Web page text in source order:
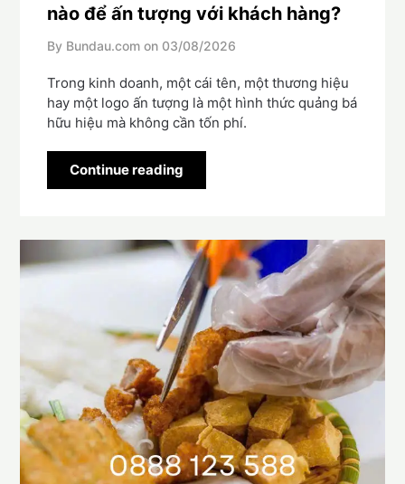
nào để ấn tượng với khách hàng?
By Bundau.com on 03/08/2026
Trong kinh doanh, một cái tên, một thương hiệu
hay một logo ấn tượng là một hình thức quảng bá
hữu hiệu mà không cần tốn phí.
Continue reading